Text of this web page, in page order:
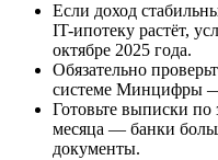
Если доход
IT-ипотеку растёт,
октябре 2025 года.
Обязательно
системе Минцифры —
Готовьте выписки по
месяца — банки
документы.